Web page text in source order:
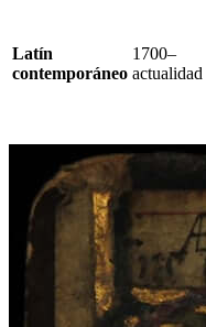
Latín
contemporáneo
1700–
actualidad